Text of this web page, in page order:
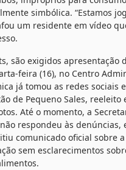
simbólica. “Estamos
um residente em vídeo
são exigidos apresentação
feira (16), no Centro
já tomou as redes sociais
de Pequeno Sales, reeleito
Até o momento, a
respondeu às denúncias,
comunicado oficial sobre
sem esclarecimentos